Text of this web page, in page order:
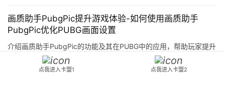
画质助手PubgPic提升游戏体验-如何使用画质助手
PubgPic优化PUBG画面设置
介绍画质助手PubgPic的功能及其在PUBG中的应用，帮助玩家提升
游戏画面质量。
2026年3月25日
点我进入卡盟1 点我进入卡盟2